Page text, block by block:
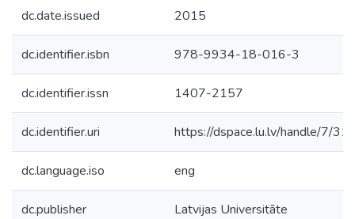
dc.date.issued 2015
dc.identifier.isbn 978-9934-18-016-3
dc.identifier.issn 1407-2157
dc.identifier.uri https://dspace.lu.lv/handle/7/
dc.language.iso eng
dc.publisher Latvijas Universitāte